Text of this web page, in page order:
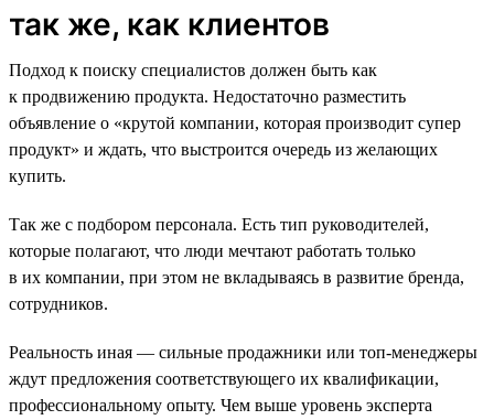
так же, как клиентов
Подход к поиску специалистов должен быть как
к продвижению продукта. Недостаточно разместить
объявление о «крутой компании, которая производит супер
продукт» и ждать, что выстроится очередь из желающих
купить.
Так же с подбором персонала. Есть тип руководителей,
которые полагают, что люди мечтают работать только
в их компании, при этом не вкладываясь в развитие бренда,
сотрудников.
Реальность иная — сильные продажники или топ-менеджеры
ждут предложения соответствующего их квалификации,
профессиональному опыту. Чем выше уровень эксперта